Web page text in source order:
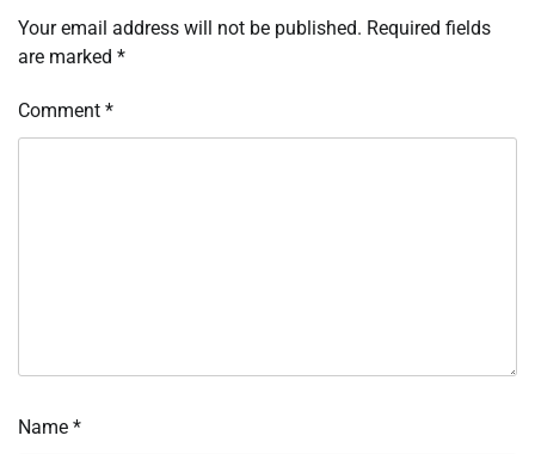
Your email address will not be published. Required fields
are marked *
Comment *
Name *